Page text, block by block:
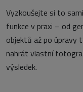
Vyzkoušejte si to
funkce v praxi – od
objektů až po úpravy
nahrát vlastní
výsledek.